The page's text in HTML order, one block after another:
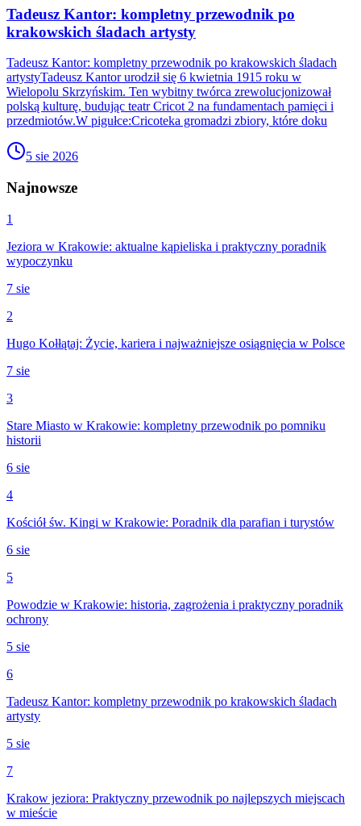
Tadeusz Kantor: kompletny przewodnik po
krakowskich śladach artysty
Tadeusz Kantor: kompletny przewodnik po krakowskich śladach
artystyTadeusz Kantor urodził się 6 kwietnia 1915 roku w
Wielopolu Skrzyńskim. Ten wybitny twórca zrewolucjonizował
polską kulturę, budując teatr Cricot 2 na fundamentach pamięci i
przedmiotów.W pigułce:Cricoteka gromadzi zbiory, które doku
5 sie 2026
Najnowsze
1
Jeziora w Krakowie: aktualne kąpieliska i praktyczny poradnik
wypoczynku
7 sie
2
Hugo Kołłątaj: Życie, kariera i najważniejsze osiągnięcia w Polsce
7 sie
3
Stare Miasto w Krakowie: kompletny przewodnik po pomniku
historii
6 sie
4
Kościół św. Kingi w Krakowie: Poradnik dla parafian i turystów
6 sie
5
Powodzie w Krakowie: historia, zagrożenia i praktyczny poradnik
ochrony
5 sie
6
Tadeusz Kantor: kompletny przewodnik po krakowskich śladach
artysty
5 sie
7
Krakow jeziora: Praktyczny przewodnik po najlepszych miejscach
w mieście